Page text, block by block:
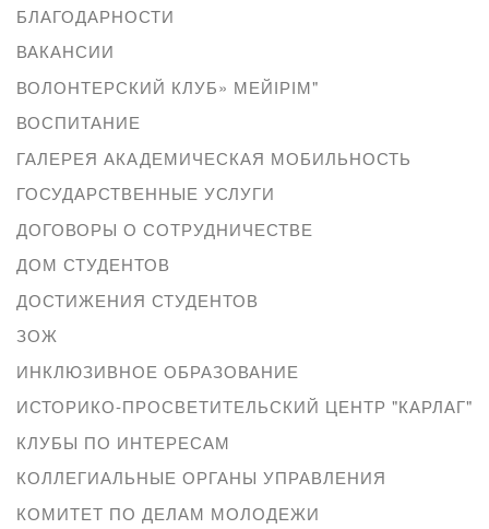
БЛАГОДАРНОСТИ
ВАКАНСИИ
ВОЛОНТЕРСКИЙ КЛУБ» МЕЙІРІМ"
ВОСПИТАНИЕ
ГАЛЕРЕЯ АКАДЕМИЧЕСКАЯ МОБИЛЬНОСТЬ
ГОСУДАРСТВЕННЫЕ УСЛУГИ
ДОГОВОРЫ О СОТРУДНИЧЕСТВЕ
ДОМ СТУДЕНТОВ
ДОСТИЖЕНИЯ СТУДЕНТОВ
ЗОЖ
ИНКЛЮЗИВНОЕ ОБРАЗОВАНИЕ
ИСТОРИКО-ПРОСВЕТИТЕЛЬСКИЙ ЦЕНТР "КАРЛАГ"
КЛУБЫ ПО ИНТЕРЕСАМ
КОЛЛЕГИАЛЬНЫЕ ОРГАНЫ УПРАВЛЕНИЯ
КОМИТЕТ ПО ДЕЛАМ МОЛОДЕЖИ